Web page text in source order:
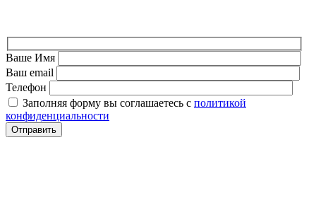
Ваше Имя
Ваш email
Телефон
Заполняя форму вы соглашаетесь с политикой
конфиденциальности